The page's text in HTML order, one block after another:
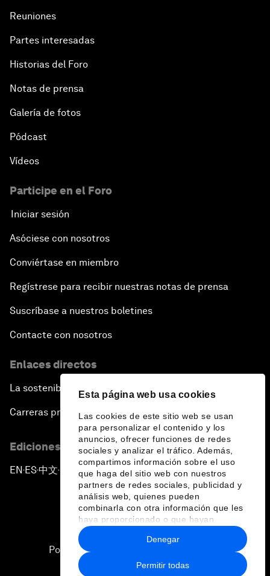
Esta página web usa cookies
Las cookies de este sitio web se usan
para personalizar el contenido y los
anuncios, ofrecer funciones de redes
sociales y analizar el tráfico. Además,
compartimos información sobre el uso
que haga del sitio web con nuestros
partners de redes sociales, publicidad y
análisis web, quienes pueden
combinarla con otra información que les
haya proporcionado o que hayan
recopilado a partir del uso que haya
hecho de sus servicios.
Permitir todas
Denegar
Reuniones
Partes interesadas
Historias del Foro
Notas de prensa
Galería de fotos
Pódcast
Vídeos
Participe en el Foro
Iniciar sesión
Asóciese con nosotros
Conviértase en miembro
Regístrese para recibir nuestras notas de prensa
Suscríbase a nuestros boletines
Contacte con nosotros
Enlaces directos
La sostenibilidad en el Foro
Carreras profesionales
Ediciones en otros idiomas
EN ▪ ES▪中文▪ 日本語
Política de privacidad y normas de uso